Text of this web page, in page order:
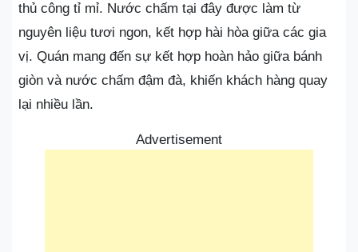
thủ công tỉ mỉ. Nước chấm tại đây được làm từ
nguyên liệu tươi ngon, kết hợp hài hòa giữa các gia
vị. Quán mang đến sự kết hợp hoàn hảo giữa bánh
giòn và nước chấm đậm đà, khiến khách hàng quay
lại nhiều lần.
Advertisement